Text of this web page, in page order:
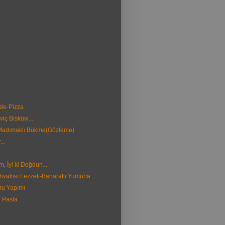
Pizza
Bisküvi...
Bükme(Gözleme)
İyi ki Doğdun...
Lezzeti-Baharatlı Yumurta...
Yapımı
Pasta